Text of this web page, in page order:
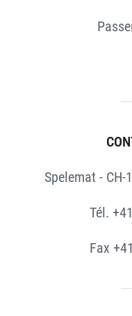
Spelemat - CH-
Tél.
Fax